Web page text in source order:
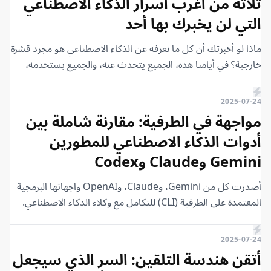
عن طريق إدخال ما لديك إلى الآلة، ورؤية ما ستتنبأ به لبدء إجابة
الذكاء الاصطناعي، ثم تكرار هذا الأمر مرارًا وتكرارًا مع سيناريو متنامٍ
يكمل الحوار.
التي لن يخبرك بها أحد
ماذا لو أخبرتك أن كل ما نعرفه عن الذكاء الاصطناعي هو مجرد قشرة
خارجية؟ في أيامنا هذه، الجميع يتحدث عنه، والجميع يستخدمه،
يوجد عالم كامل من الأسرار التي قد لا تعلم عنها شيئًا. إنه عالم
غامض لدرجة أنه يحير مطوري الذكاء الاصطناعي أنفسهم.
2025-07-24
مواجهة في الطرفية: مقارنة شاملة بين
أدوات الذكاء الاصطناعي للمطورين
Gemini وClaude وCodex
أصدرت كل من Gemini، وClaude، وOpenAI واجهاتها البرمجية
المعتمدة على الطرفية (CLI) للتكامل مع وكلاء الذكاء الاصطناعي.
الظهور. لدي بعض الأسئلة التي أريد الإجابة عليها في هذا المقال،
مثل ما الهدف من العمل في الطرفية؟ وهل نماذج الذكاء
2025-07-24
أتقن هندسة التلقين: السر الذي سيجعل